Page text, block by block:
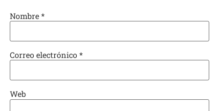
Nombre*
Correo electrónico*
Web